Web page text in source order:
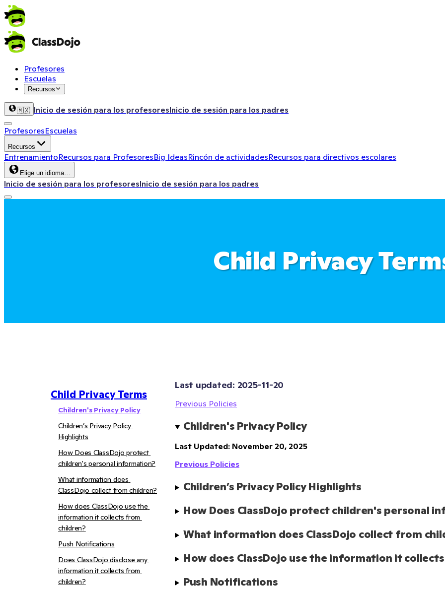
Profesores
Escuelas
Recursos
🇲🇽 Inicio de sesión para los profesoresInicio de sesión para los padres
ProfesoresEscuelas
Recursos
EntrenamientoRecursos para ProfesoresBig IdeasRincón de actividadesRecursos para directivos escolares
Elige un idioma…
Inicio de sesión para los profesoresInicio de sesión para los padres
Child Privacy
Child Privacy Terms
Children's Privacy Policy
Children’s Privacy Policy
Highlights
How Does ClassDojo protect
children's personal information?
What information does
ClassDojo collect from children?
How does ClassDojo use the
information it collects from
children?
Push Notifications
Does ClassDojo disclose any
information it collects from
children?
Last updated: 2025-11-20
Previous Policies
Children's Privacy Policy
Last Updated: November 20, 2025
Previous Policies
Children’s Privacy Policy Highlights
How Does ClassDojo protect children's personal
What information does ClassDojo collect from
How does ClassDojo use the information it
Push Notifications